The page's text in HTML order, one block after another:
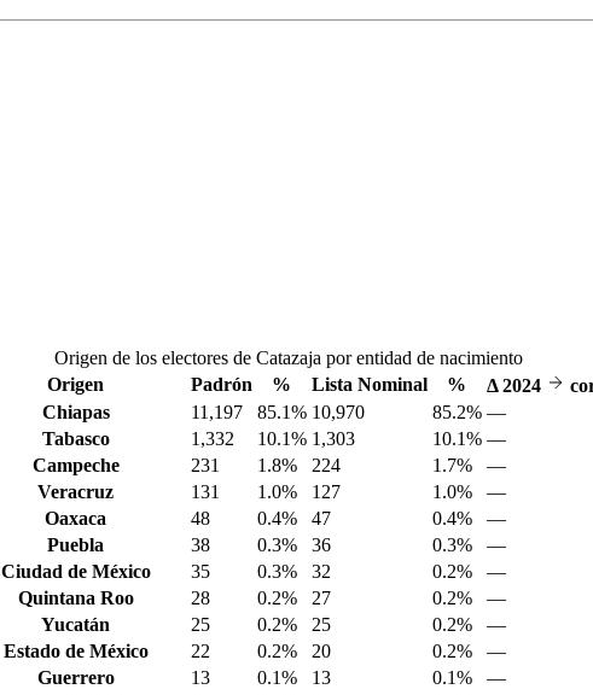
Origen de los electores de Catazaja por entidad de nacimiento
Origen
Padrón % Lista Nominal % Δ2024
Chiapas
11,197 85.1% 10,970 85.2% —
Tabasco
1,332 10.1% 1,303 10.1% —
Campeche
231 1.8% 224 1.7%
—
Veracruz
131 1.0% 127 1.0%
—
Oaxaca
48 0.4% 47 0.4%
—
Puebla
38 0.3% 36 0.3%
—
Ciudad de México
35 0.3% 32 0.2%
—
Quintana Roo
28 0.2% 27 0.2%
—
Yucatán
25 0.2% 25 0.2%
—
Estado de México
22 0.2% 20 0.2%
—
Guerrero
13 0.1% 13 0.1%
—